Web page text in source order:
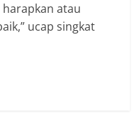
atau
ucap singkat